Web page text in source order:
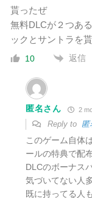
貰ったぜ
無料DLCが２つあ
ックとサントラを
10 返信
匿名さん 2
Reply to 匿
このゲーム自体
ールの特典で配
DLCのボーナス
気づいてない人
既に持ってる人